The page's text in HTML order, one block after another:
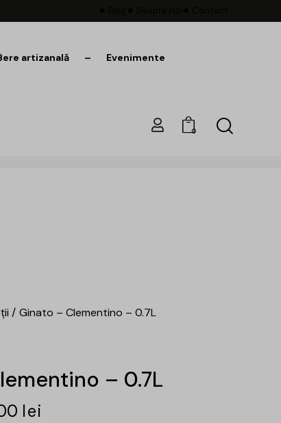
artizanală – Evenimente
0
Ginato – Clementino – 0.7L
– 0.7L
lei